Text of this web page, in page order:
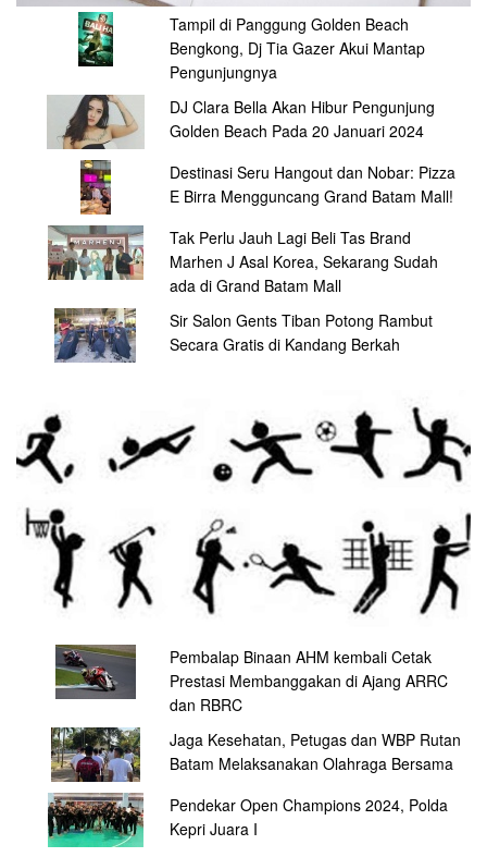
Tampil di Panggung Golden Beach
Bengkong, Dj Tia Gazer Akui Mantap
Pengunjungnya
DJ Clara Bella Akan Hibur Pengunjung
Golden Beach Pada 20 Januari 2024
Destinasi Seru Hangout dan Nobar: Pizza
E Birra Mengguncang Grand Batam Mall!
Tak Perlu Jauh Lagi Beli Tas Brand
Marhen J Asal Korea, Sekarang Sudah
ada di Grand Batam Mall
Sir Salon Gents Tiban Potong Rambut
Secara Gratis di Kandang Berkah
Pembalap Binaan AHM kembali Cetak
Prestasi Membanggakan di Ajang ARRC
dan RBRC
Jaga Kesehatan, Petugas dan WBP Rutan
Batam Melaksanakan Olahraga Bersama
Pendekar Open Champions 2024, Polda
Kepri Juara I